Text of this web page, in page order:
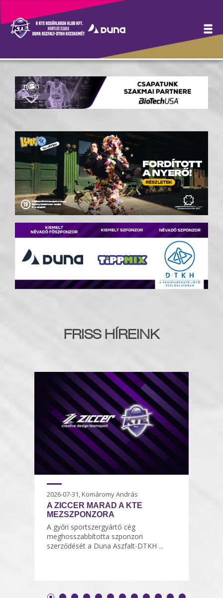
FRISS HÍREINK
2026-07-31, Komáromy András
A ZICCER MARAD A KTE
MEZSZPONZORA
A győri sportszergyártó cég
meghosszabbította szponzori
szerződését a Duna Aszfalt-DTKH ...